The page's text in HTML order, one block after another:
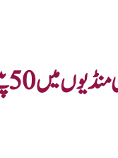
فی کلو فروخت